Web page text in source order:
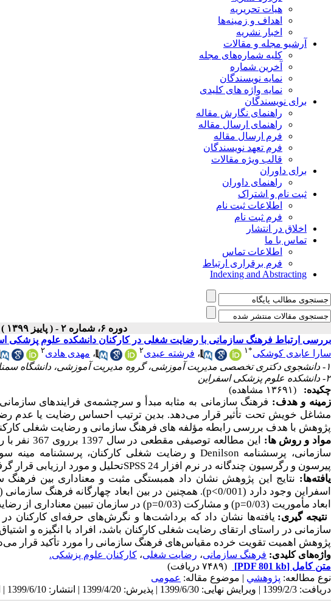
هیات تحریریه
اهداف و زمینه‌ها
اخبار نشریه
آرشیو مجله و مقالات
کلیه شماره‌های مجله
آخرین شماره
نمایه نویسندگان
نمایه واژه های کلیدی
برای نویسندگان
راهنمای نگارش مقاله
راهنمای ارسال مقاله
فرم ارسال مقاله
فرم تعهد نویسندگان
قالب ویژه مقالات
برای داوران
راهنمای داوران
ثبت نام و اشتراک
اطلاعات ثبت نام
فرم ثبت نام
اخلاق در انتشار
تماس با ما
اطلاعات تماس
فرم برقراری ارتباط
Indexing and Abstracting
دوره ۶، شماره ۲ - ( پاییز ۱۳۹۹ )
بررسی ارتباط فرهنگ سازمانی با رضایت شغلی در کارکنان دانشکده علوم پزشکی
سارا عابدی کوشکی*۱ ، فرشته عیدی۲ ، مهدی هادی۲
۱- دانشجوی دکتری تخصصی مدیریت آموزشی، گروه مدیریت آموزشی، دانشگاه سمنان ،
۲- دانشکده علوم پزشکی اسفراین
چکیده:
(۱۳۶۹۱ مشاهده)
زمینه و هدف: فرهنگ سازمانی به مثابه مبدأ و سرچشمه‌ی فرایندهای
مشاغل خویش تحت تأثیر قرار می‌دهد. بدین ترتیب احساس رضایت یا عدم
پژوهش با هدف بررسی رابطه مؤلفه های فرهنگ سازمانی و رضایت شغلی
مواد و روش ها:
این مطالعه
سازمانی، پرسشنامه Denilson و رضایت شغلی کارکنان، پرسشنامه مینه
پیرسون و رگرسیون چندگانه در نرم افزار 24
SPSSتحلیل و مورد ارزیابی قرار
یافته‌ها: نتایج این پژوهش نشان داد همبستگی مثبت و معناداری بین
اسفراین وجود دارد (0/001
p<
). همچنین در بین ابعاد چهارگانه فرهنگ
ابعاد مأموریت (0/03
p=) و مشارکت (0/03 p=
) در سازمان تبیین معناداری از
نتیجه گیری: یافته‌ها نشان داد که برداشت‌ها و نگرش‌های حرفه‌ای کارکنان
سازمانی در راستای ارتقای رضایت شغلی کارکنان باشد، افراد با انگیزه و
پژوهش اهمیت تقویت خرده مقیاس‌های فرهنگ سازمانی را مورد تأکید قرار
واژه‌های کلیدی: فرهنگ سازمانی، رضایت شغلی، کارکنان علوم پزشکی.
متن کامل [PDF 801 kb]
(۷۴۸۹ دریافت)
نوع مطالعه: پژوهشي | موضوع مقاله: عمومى
دریافت: 1399/2/3 | ویرایش نهایی: 1399/6/30 | پذیرش: 1399/4/20 | انتشار: 1399/6/10 | انتشار الکترونیک: 1399/6/10